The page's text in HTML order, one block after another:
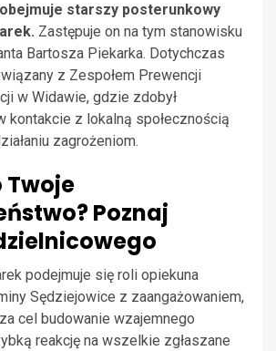
starszy posterunkowy
Zastępuje on na tym stanowisku
Bartosza Piekarka. Dotychczas
z Zespołem Prewencji
w Widawie, gdzie zdobył
kontakcie z lokalną społecznością
zagrożeniom.
Twoje
Poznaj
podejmuje się roli opiekuna
Sędziejowice z zaangażowaniem,
cel budowanie wzajemnego
reakcję na wszelkie zgłaszane